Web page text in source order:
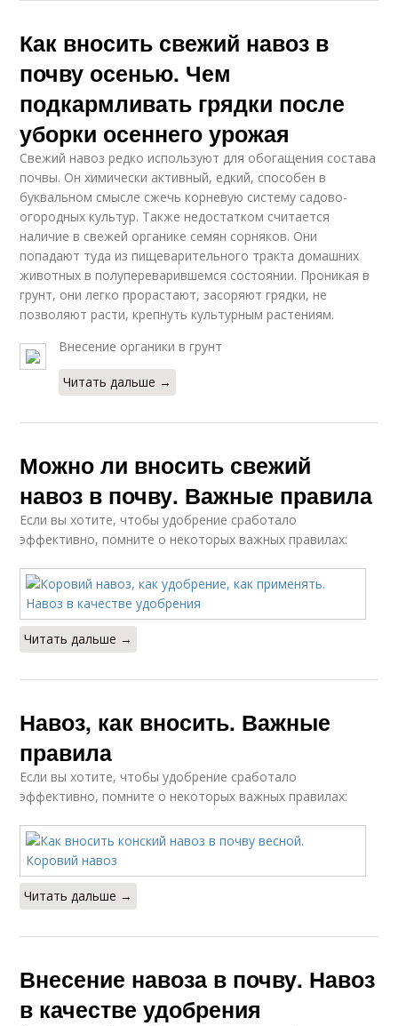
Как вносить свежий навоз в
почву осенью. Чем
подкармливать грядки после
уборки осеннего урожая
Свежий навоз редко используют для обогащения состава
почвы. Он химически активный, едкий, способен в
буквальном смысле сжечь корневую систему садово-
огородных культур. Также недостатком считается
наличие в свежей органике семян сорняков. Они
попадают туда из пищеварительного тракта домашних
животных в полупереварившемся состоянии. Проникая в
грунт, они легко прорастают, засоряют грядки, не
позволяют расти, крепнуть культурным растениям.
Внесение органики в грунт
Читать дальше →
Можно ли вносить свежий
навоз в почву. Важные правила
Если вы хотите, чтобы удобрение сработало
эффективно, помните о некоторых важных правилах:
Читать дальше →
Навоз, как вносить. Важные
правила
Если вы хотите, чтобы удобрение сработало
эффективно, помните о некоторых важных правилах:
Читать дальше →
Внесение навоза в почву. Навоз
в качестве удобрения